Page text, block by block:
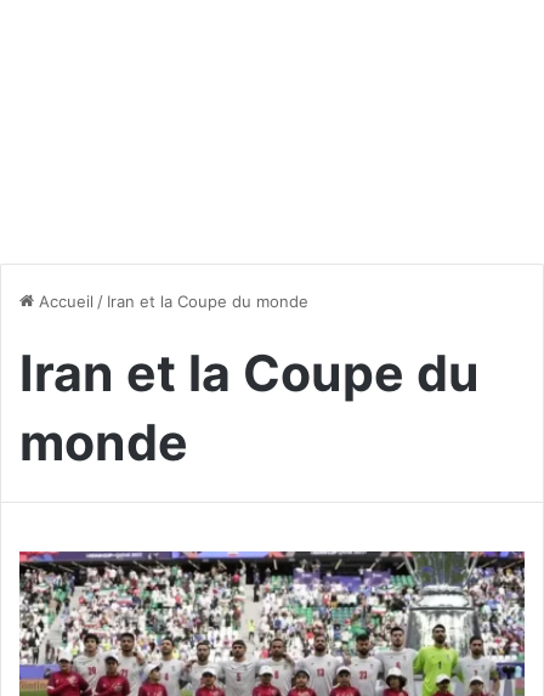
Accueil / Iran et la Coupe du monde
Iran et la Coupe du
monde